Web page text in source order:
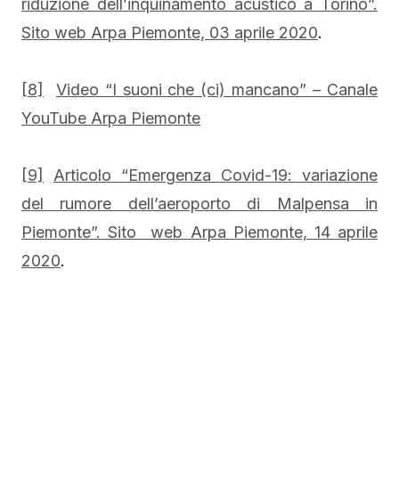
Sito web Arpa Piemonte, 03 aprile 2020.
[8]
Video “I suoni che (ci) mancano” – Canale
YouTube Arpa Piemonte
[9]
Articolo “Emergenza Covid-19: variazione
del rumore dell’aeroporto di Malpensa in
Piemonte”. Sito web Arpa Piemonte, 14 aprile
2020.